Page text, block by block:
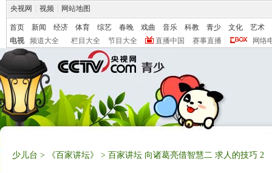
央视网 视频 网站地图
首页 新闻 经济 体育 综艺 春晚 戏曲 音乐 科教 青少 文化
艺术
电视
频道大全 栏目大全 节目大全 直播中国 赛事直播 网络
少儿台 > 《百家讲坛》 > 百家讲坛 向诸葛亮借智慧二 求人的技巧 2